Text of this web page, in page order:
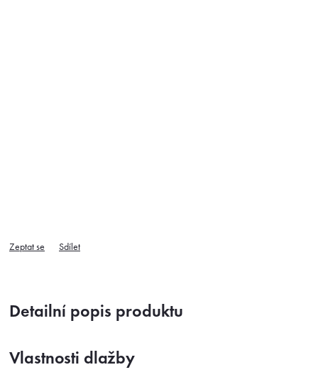
Zeptat se Sdílet
Detailní popis produktu
Vlastnosti dlažby